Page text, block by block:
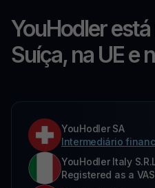
YouHodler
Suíça, na UE e
YouHodler SA
Intermediário
YouHodler Italy
Registered as a